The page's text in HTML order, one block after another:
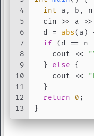
4
5
6
7
8
9
10
11
12
13
int a, b,
cin >> a >>
  d =
abs(a)
if (d == n
    cout <<
  }
else {
    cout <<
  }
return
0 ;
}